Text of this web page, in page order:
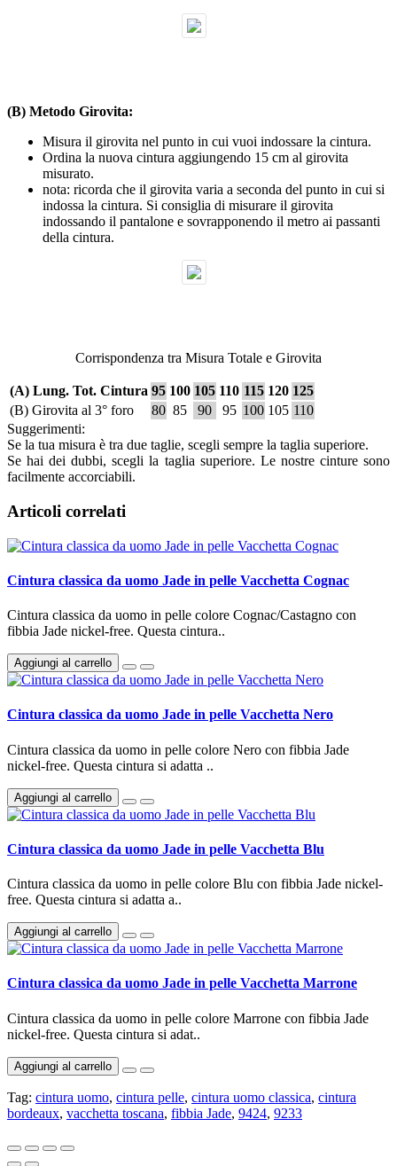
(B) Metodo Girovita:
Misura il girovita nel punto in cui vuoi indossare la cintura.
Ordina la nuova cintura aggiungendo 15 cm al girovita
misurato.
nota: ricorda che il girovita varia a seconda del punto in cui si
indossa la cintura. Si consiglia di misurare il girovita
indossando il pantalone e sovrapponendo il metro ai passanti
della cintura.
Corrispondenza tra Misura Totale e Girovita
(A) Lung. Tot. Cintura 95 100 105 110 115 120 125
(B) Girovita al 3° foro
80 85 90 95 100 105 110
Suggerimenti:
Se la tua misura è tra due taglie, scegli sempre la taglia superiore.
Se hai dei dubbi, scegli la taglia superiore. Le nostre cinture sono
facilmente accorciabili.
Articoli correlati
Cintura classica da uomo Jade in pelle Vacchetta Cognac
Cintura classica da uomo in pelle colore Cognac/Castagno con
fibbia Jade nickel-free. Questa cintura..
Aggiungi al carrello
Cintura classica da uomo Jade in pelle Vacchetta Nero
Cintura classica da uomo in pelle colore Nero con fibbia Jade
nickel-free. Questa cintura si adatta ..
Aggiungi al carrello
Cintura classica da uomo Jade in pelle Vacchetta Blu
Cintura classica da uomo in pelle colore Blu con fibbia Jade nickel-
free. Questa cintura si adatta a..
Aggiungi al carrello
Cintura classica da uomo Jade in pelle Vacchetta Marrone
Cintura classica da uomo in pelle colore Marrone con fibbia Jade
nickel-free. Questa cintura si adat..
Aggiungi al carrello
Tag: cintura uomo, cintura pelle, cintura uomo classica, cintura
bordeaux, vacchetta toscana, fibbia Jade, 9424, 9233